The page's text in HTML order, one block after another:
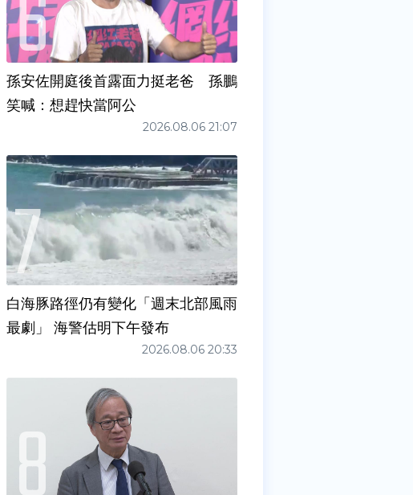
孫安佐開庭後首露面力挺老爸 孫鵬
笑喊：想趕快當阿公
2026.08.06 21:07
白海豚路徑仍有變化「週末北部風雨
最劇」 海警估明下午發布
2026.08.06 20:33